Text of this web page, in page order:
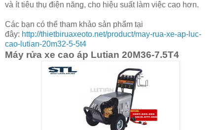
và ít tiêu thụ điện năng, cho hiệu suất làm việc cao hơn.
Các bạn có thể tham khảo sản phẩm tại
đây: http://thietbiruaxeoto.net/product/may-rua-xe-ap-luc-
cao-lutian-20m32-5-5t4
Máy rửa xe cao áp Lutian 20M36-7.5T4